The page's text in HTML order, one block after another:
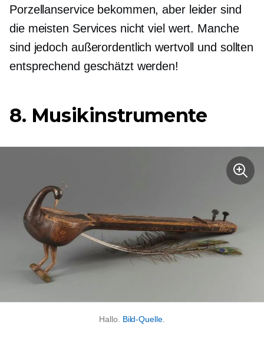
Porzellanservice bekommen, aber leider sind
die meisten Services nicht viel wert. Manche
sind jedoch außerordentlich wertvoll und sollten
entsprechend geschätzt werden!
8. Musikinstrumente
Hallo. Bild-Quelle.